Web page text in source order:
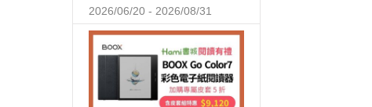
2026/06/20 - 2026/08/31